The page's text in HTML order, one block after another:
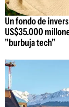
Un fondo de
US$35.000
"burbuja tech"